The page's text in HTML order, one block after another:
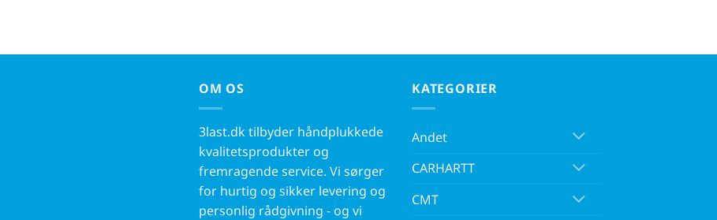
OM OS
3last.dk tilbyder håndplukkede
kvalitetsprodukter og
fremragende service. Vi sørger
for hurtig og sikker levering og
personlig rådgivning - og vi
KATEGORIER
Andet
CARHARTT
CMT